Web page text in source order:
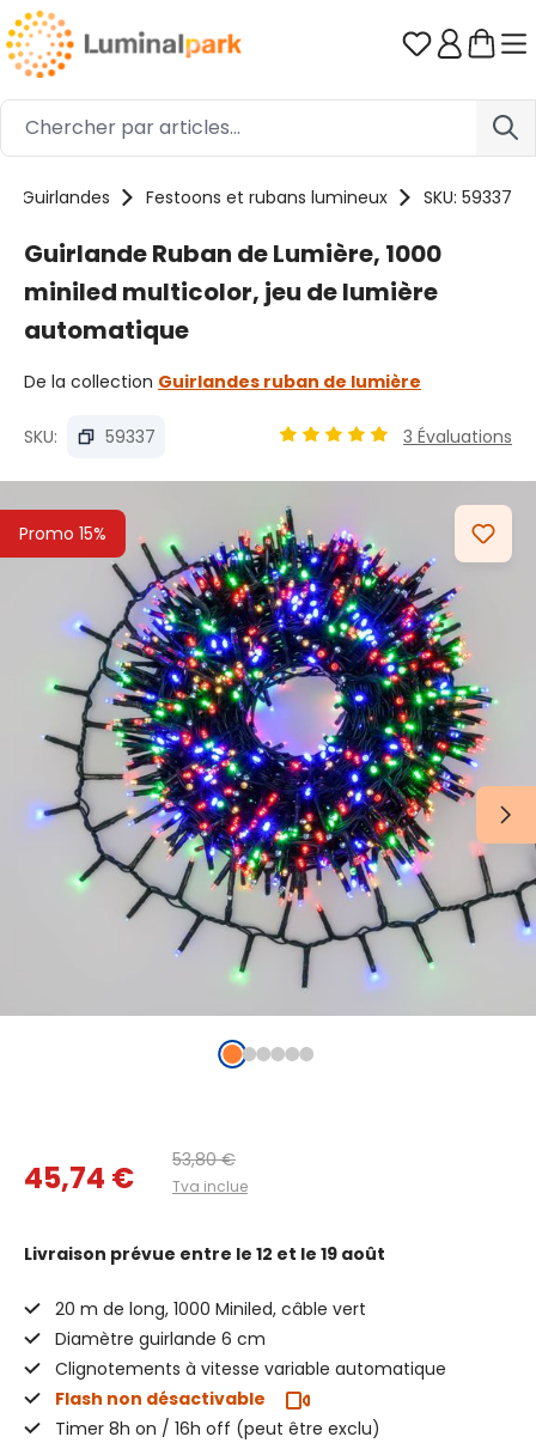
Passer au contenu principal Vous avez
Guirlandes Festoons et rubans lumineux SKU: 59337
Guirlande Ruban de Lumière, 1000
miniled multicolor, jeu de lumière
automatique
De la collection Guirlandes ruban de lumière
SKU: 59337 3 Évaluations
Promo 15%
45,74 € 53,80 €
Tva inclue
Livraison prévue entre le 12 et le 19 août
20 m de long, 1000 Miniled, câble vert
Diamètre guirlande 6 cm
Clignotements à vitesse variable automatique
Flash non désactivable
Timer 8h on / 16h off (peut être exclu)